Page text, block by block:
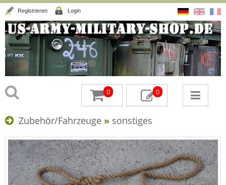
Registrieren Login
0 0
Zubehör/Fahrzeuge » sonstiges